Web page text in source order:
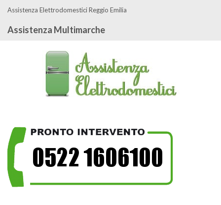
Assistenza Elettrodomestici Reggio Emilia
Assistenza Multimarche